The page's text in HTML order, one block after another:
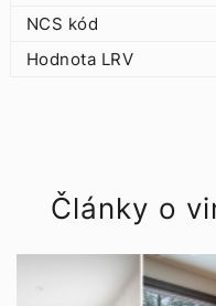
NCS kód
Hodnota LRV
Články o